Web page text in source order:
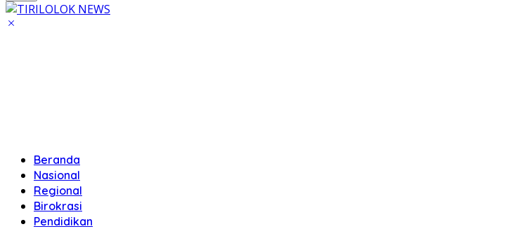
Beranda
Nasional
Regional
Birokrasi
Pendidikan